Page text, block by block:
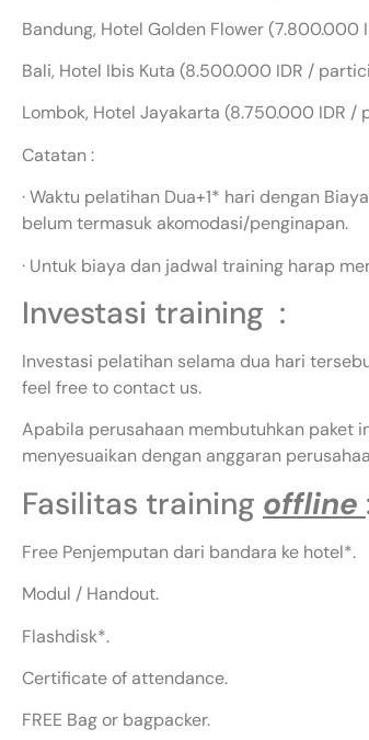
Bandung, Hotel Golden Flower (7.800.000
Bali, Hotel Ibis Kuta (8.500.000 IDR /
Lombok, Hotel Jayakarta (8.750.000 IDR /
Catatan :
· Waktu pelatihan Dua+1* hari dengan
belum termasuk akomodasi/penginapan.
· Untuk biaya dan jadwal training harap
Investasi training :
Investasi pelatihan selama dua hari
feel free to contact us.
Apabila perusahaan membutuhkan paket
menyesuaikan dengan anggaran
Fasilitas training offline
Free Penjemputan dari bandara ke hotel*.
Modul / Handout.
Flashdisk*.
Certificate of attendance.
FREE Bag or bagpacker.